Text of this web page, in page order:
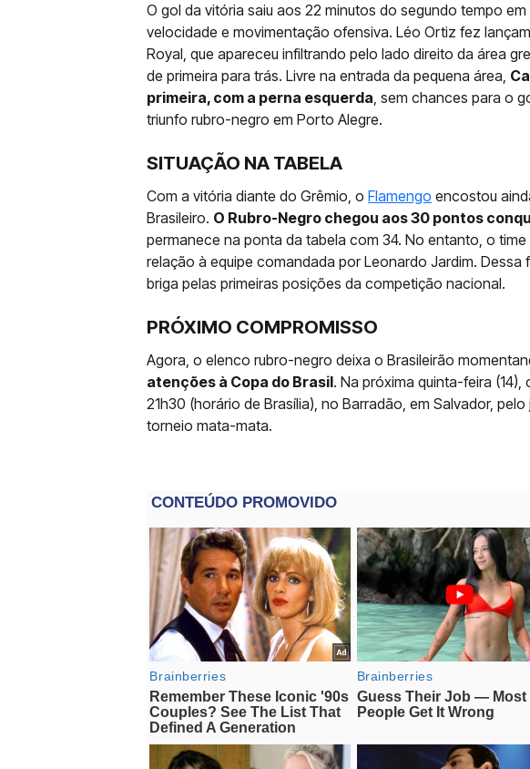
O gol da vitória saiu aos 22 minutos do segundo tempo
velocidade e movimentação ofensiva. Léo Ortiz fez
Royal, que apareceu infiltrando pelo lado direito da área
de primeira para trás. Livre na entrada da pequena área,
primeira, com a perna esquerda, sem chances para o
triunfo rubro-negro em Porto Alegre.
SITUAÇÃO NA TABELA
Com a vitória diante do Grêmio, o Flamengo encostou
Brasileiro. O Rubro-Negro chegou aos 30 pontos
permanece na ponta da tabela com 34. No entanto, o
relação à equipe comandada por Leonardo Jardim. Dessa
briga pelas primeiras posições da competição nacional.
PRÓXIMO COMPROMISSO
Agora, o elenco rubro-negro deixa o Brasileirão
atenções à Copa do Brasil. Na próxima quinta-feira
21h30 (horário de Brasília), no Barradão, em Salvador,
torneio mata-mata.